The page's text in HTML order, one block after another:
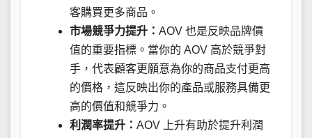
客購買更多商品。
市場競爭力提升： AOV 也是反映品牌價
值的重要指標。當你的 AOV 高於競爭對
手，代表顧客更願意為你的商品支付更高
的價格，這反映出你的產品或服務具備更
高的價值和競爭力。
利潤率提升： AOV 上升有助於提升利潤